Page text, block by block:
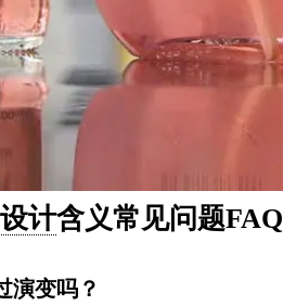
计含义常见问题FAQ
演变吗？